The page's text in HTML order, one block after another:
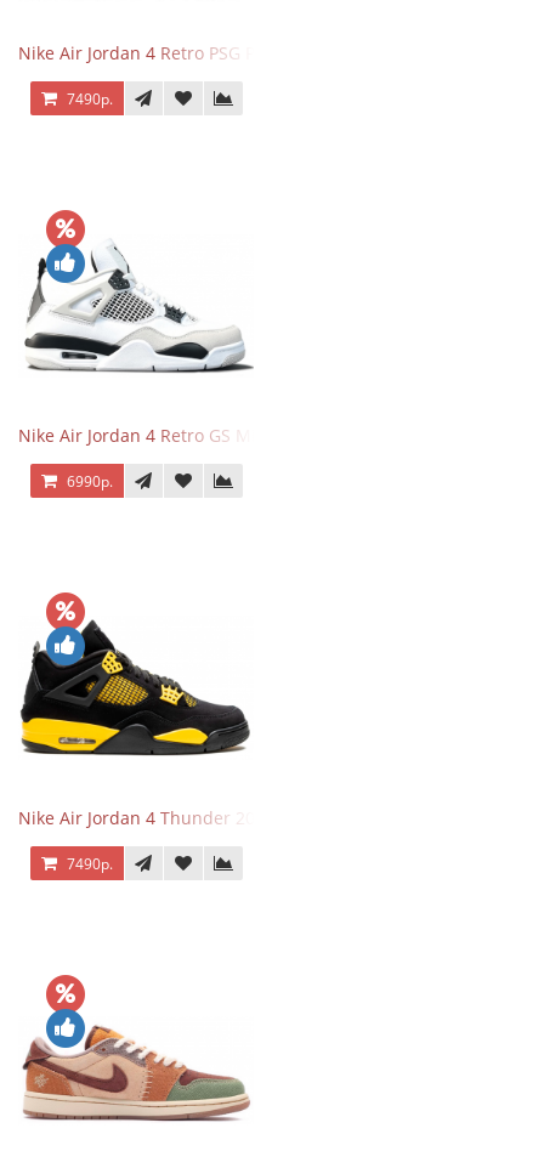
Nike Air Jordan 4 Retro PSG Paris Saint-Germain
7490р.
Nike Air Jordan 4 Retro GS Military Black
6990р.
Nike Air Jordan 4 Thunder 2023
7490р.